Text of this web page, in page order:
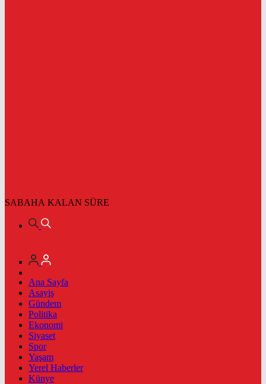
SABAHA KALAN SÜRE
Ana Sayfa
Asayiş
Gündem
Politika
Ekonomi
Siyaset
Spor
Yaşam
Yerel Haberler
Künye